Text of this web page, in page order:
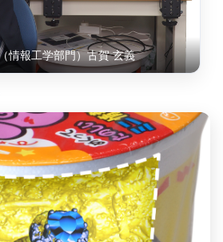
情報工学部門）古賀 玄義